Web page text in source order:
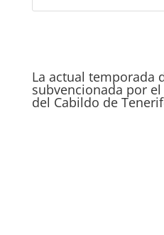
La actual temporada
subvencionada por
del Cabildo de